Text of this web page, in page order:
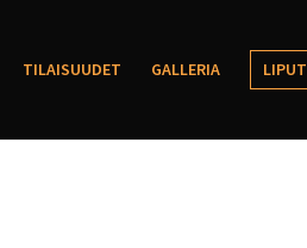
TILAISUUDET GALLERIA LIPUT